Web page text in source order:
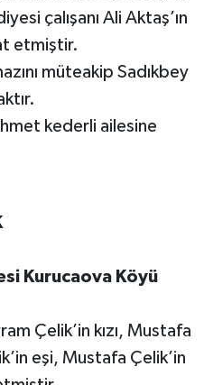
çalışanı Ali Aktaş’ın
etmiştir.
müteakip Sadıkbey
kederli ailesine
Kurucaova Köyü
Çelik’in kızı, Mustafa
eşi, Mustafa Çelik’in